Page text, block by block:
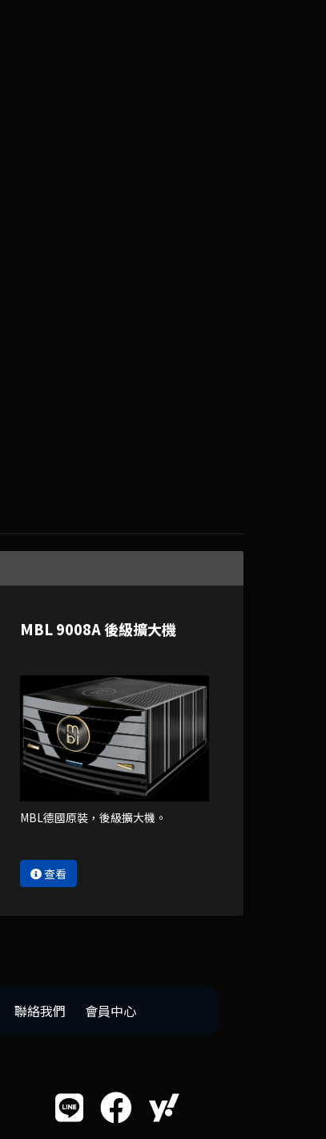
MBL德國原裝，後級擴大機。
查看
MBL 9008A 後級擴大機
聯絡我們 會員中心